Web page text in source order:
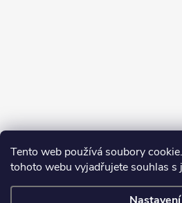
Tento web používá soubory
tohoto webu vyjadřujete souhlas s
Sledovat na Instagramu